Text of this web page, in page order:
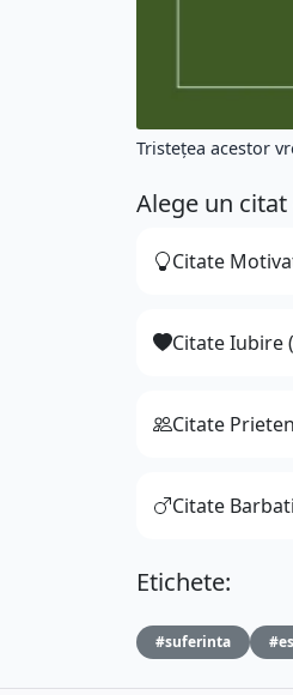
Tristețea acestor
Alege un
Citate
Citate Iubire
Citate
Citate
Etichete:
#suferinta